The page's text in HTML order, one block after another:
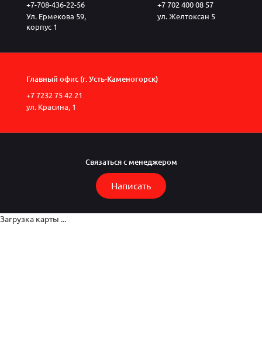
+7-708-436-22-56
Ул. Ермекова 59,
корпус 1
+7 702 400 08 57
ул. Желтоксан 5
Главный офис (г. Усть-Каменогорск)
+7 7232 75 42 21
ул. Красина, 1
Связаться с менеджером
Написать
Загрузка карты ...